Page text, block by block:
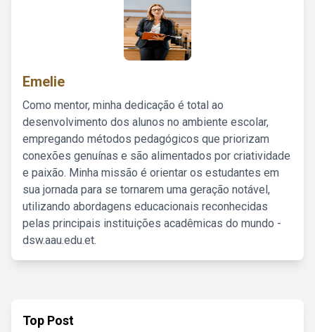
Emelie
Como mentor, minha dedicação é total ao
desenvolvimento dos alunos no ambiente escolar,
empregando métodos pedagógicos que priorizam
conexões genuínas e são alimentados por criatividade
e paixão. Minha missão é orientar os estudantes em
sua jornada para se tornarem uma geração notável,
utilizando abordagens educacionais reconhecidas
pelas principais instituições acadêmicas do mundo -
dsw.aau.edu.et.
Top Post